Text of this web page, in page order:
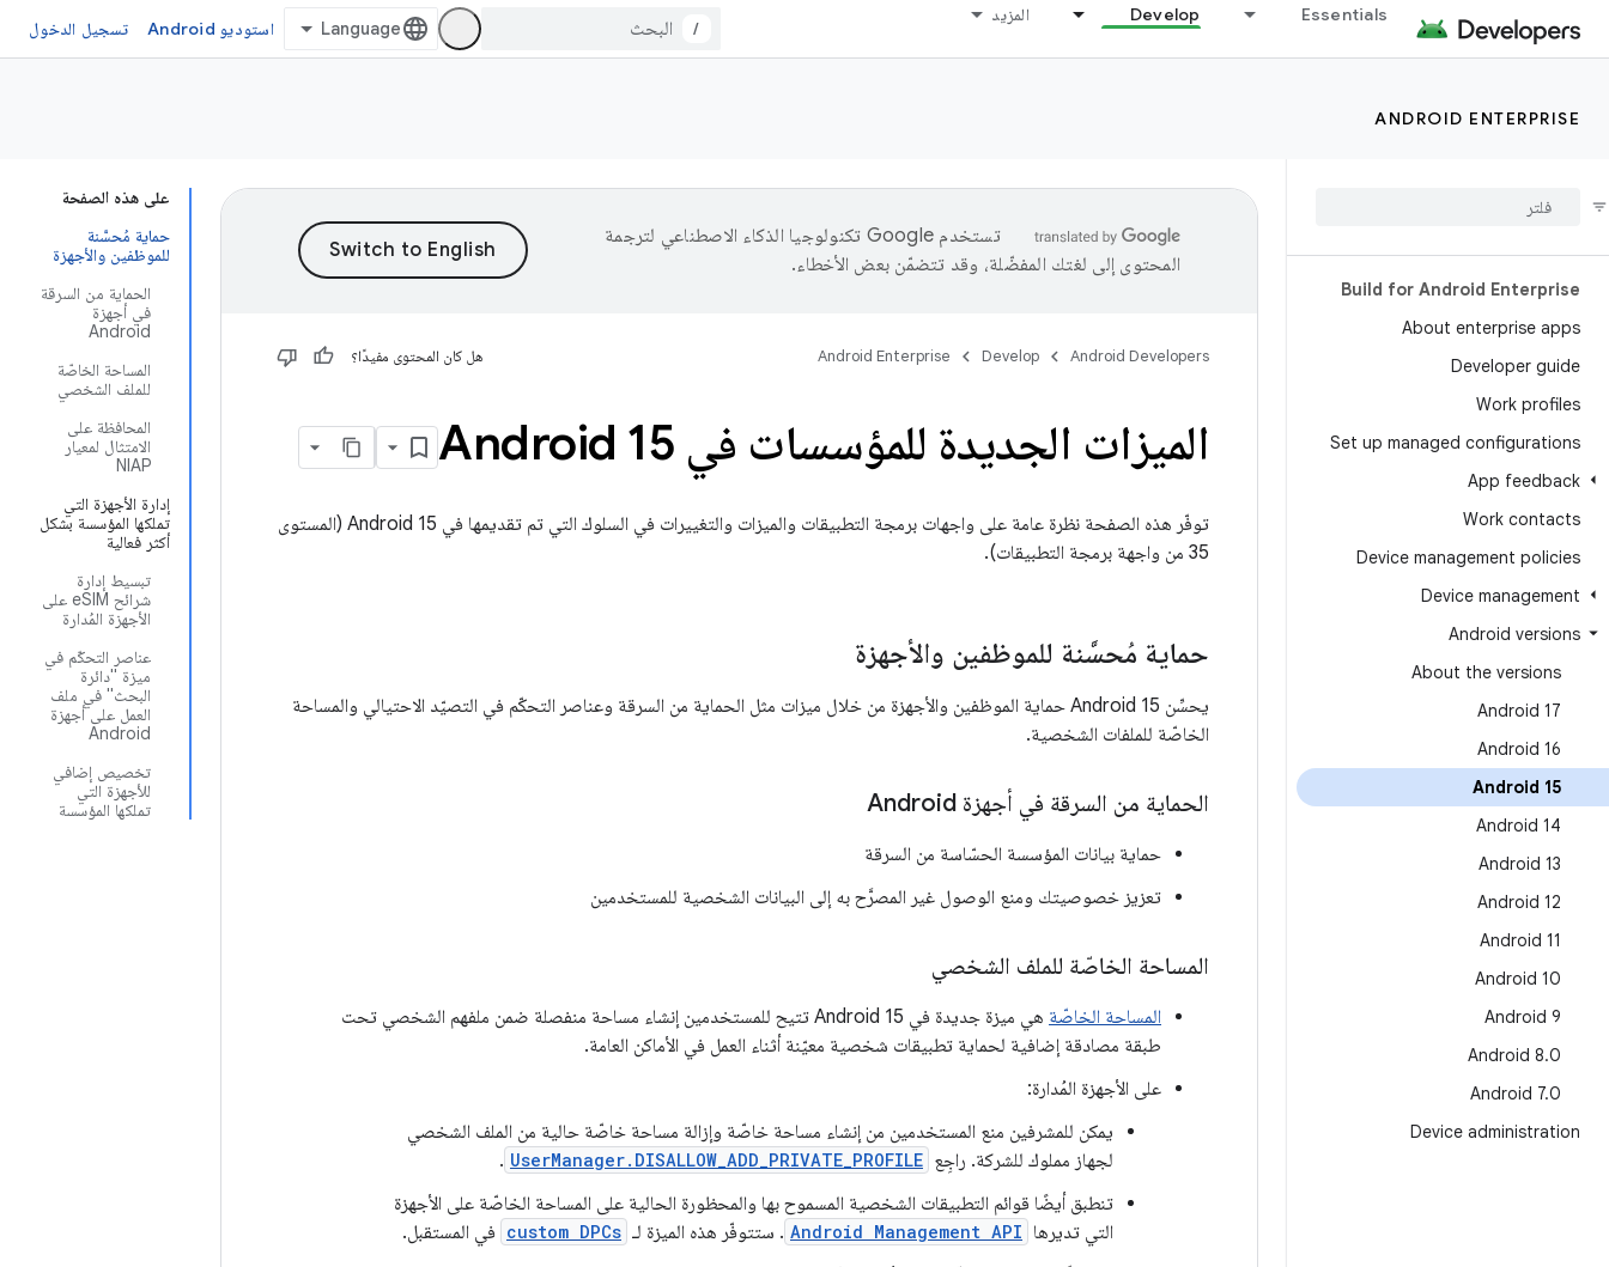
Essentials
Develop المزيد
/ استوديو Android تسجيل الدخول
ANDROID ENTERPRISE
Build for Android Enterprise
About enterprise apps
Developer guide
Work profiles
Set up managed configurations
App feedback
Work contacts
Device management policies
Device management
Android versions
About the versions
Android 17
Android 16
Android 15
Android 14
Android 13
Android 12
Android 11
Android 10
Android 9
Android 8.0
Android 7.0
Device administration
على هذه الصفحة
حماية مُحسَّنة
للموظفين والأجهزة
الحماية من السرقة
في أجهزة
Android
المساحة الخاصّة
للملف الشخصي
المحافظة على
الامتثال لمعيار
NIAP
إدارة الأجهزة التي
تملكها المؤسسة بشكل
أكثر فعالية
تبسيط إدارة
شرائح eSIM على
الأجهزة المُدارة
عناصر التحكّم في
ميزة "دائرة
البحث" في ملف
العمل على أجهزة
Android
تخصيص إضافي
للأجهزة التي
تملكها المؤسسة
تستخدم Google تكنولوجيا الذكاء الاصطناعي لترجمة
المحتوى إلى لغتك المفضّلة، وقد تتضمّن بعض الأخطاء.
Android Developers
Develop
Android Enterprise هل كان المحتوى مفيدًا؟
الميزات الجديدة للمؤسسات في Android 15
توفّر هذه الصفحة نظرة عامة على واجهات برمجة التطبيقات والميزات والتغييرات في السلوك التي تم تقديمها في Android 15 (المستوى
35 من واجهة برمجة التطبيقات).
حماية مُحسَّنة للموظفين والأجهزة
يحسِّن Android 15 حماية الموظفين والأجهزة من خلال ميزات مثل الحماية من السرقة وعناصر التحكّم في التصيّد الاحتيالي والمساحة
الخاصّة للملفات الشخصية.
الحماية من السرقة في أجهزة Android
حماية بيانات المؤسسة الحسّاسة من السرقة
تعزيز خصوصيتك ومنع الوصول غير المصرَّح به إلى البيانات الشخصية للمستخدمين
المساحة الخاصّة للملف الشخصي
المساحة الخاصّة
هي ميزة جديدة في Android 15 تتيح للمستخدمين إنشاء مساحة منفصلة ضمن ملفهم الشخصي تحت
طبقة مصادقة إضافية لحماية تطبيقات شخصية معيّنة أثناء العمل في الأماكن العامة.
على الأجهزة المُدارة:
يمكن للمشرفين منع المستخدمين من إنشاء مساحة خاصّة وإزالة مساحة خاصّة حالية من الملف الشخصي
لجهاز مملوك للشركة. راجِع UserManager.DISALLOW_ADD_PRIVATE_PROFILE
.
تنطبق أيضًا قوائم التطبيقات الشخصية المسموح بها والمحظورة الحالية على المساحة الخاصّة على الأجهزة
التي تديرها Android Management API . ستتوفّر هذه الميزة لـ custom DPCs في المستقبل.